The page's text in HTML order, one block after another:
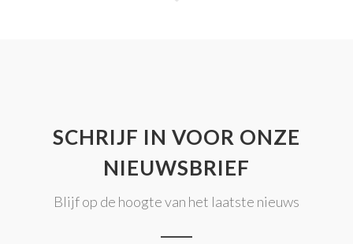
SCHRIJF IN VOOR ONZE
NIEUWSBRIEF
Blijf op de hoogte van het laatste nieuws